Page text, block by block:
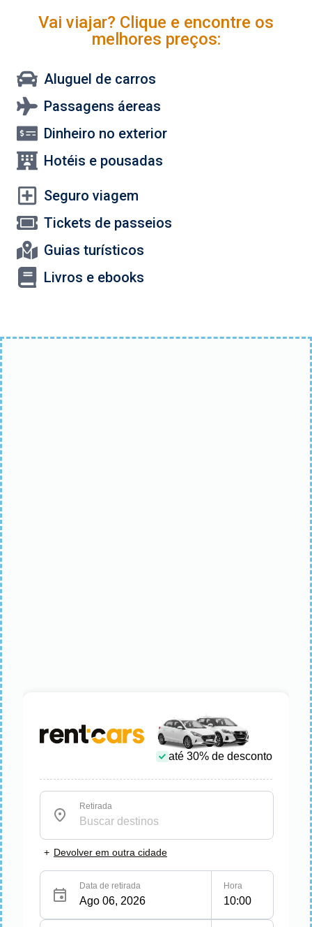
Vai viajar? Clique e encontre os
melhores preços:
Aluguel de carros
Passagens áereas
Dinheiro no exterior
Hotéis e pousadas
Seguro viagem
Tickets de passeios
Guias turísticos
Livros e ebooks